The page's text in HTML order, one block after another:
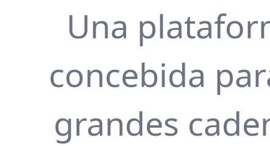
Una
concebida
grandes